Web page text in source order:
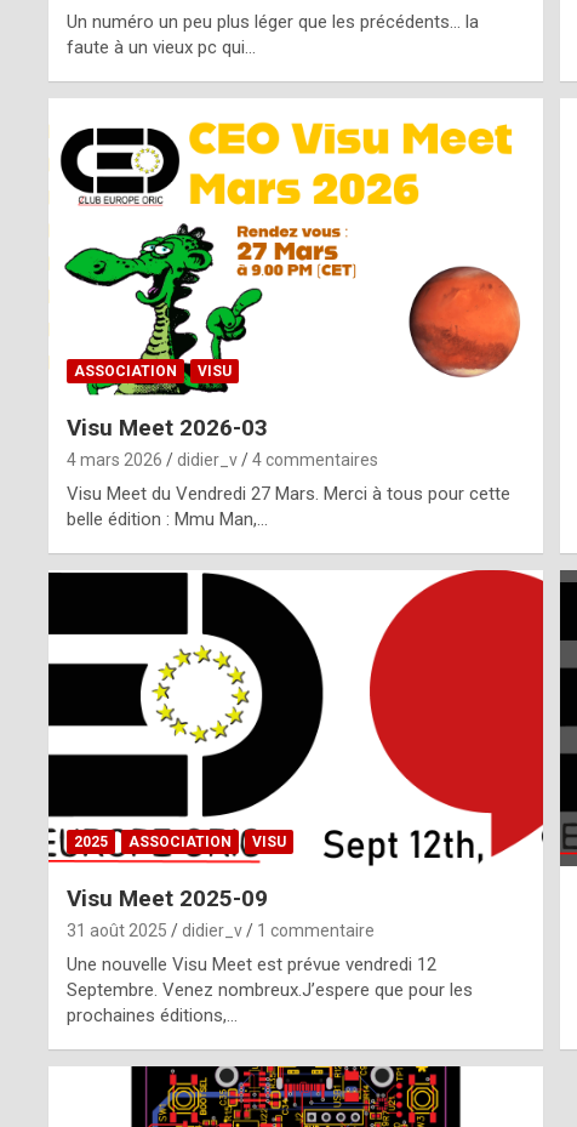
m
Un numéro un peu plus léger que les précédents… la
faute à un vieux pc qui…
ASSOCIATION VISU
Visu Meet 2026-03
4 mars 2026 didier_v 4 commentaires
Visu Meet du Vendredi 27 Mars. Merci à tous pour cette
belle édition : Mmu Man,…
2025 ASSOCIATION VISU
Visu Meet 2025-09
31 août 2025 didier_v 1 commentaire
Une nouvelle Visu Meet est prévue vendredi 12
Septembre. Venez nombreux.J’espere que pour les
prochaines éditions,…